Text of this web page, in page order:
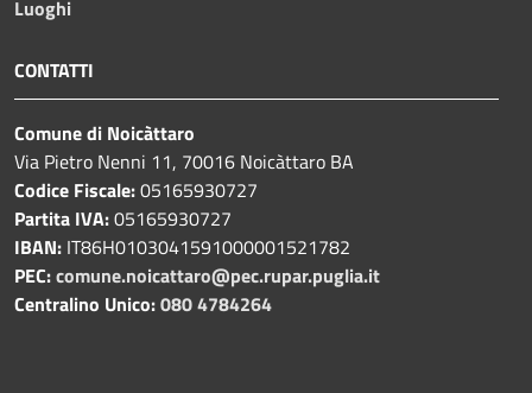
Luoghi
CONTATTI
Comune di Noicàttaro
Via Pietro Nenni 11, 70016 Noicàttaro BA
Codice Fiscale:05165930727
Partita IVA:05165930727
IBAN: IT86H0103041591000001521782
PEC:comune.noicattaro@pec.rupar.puglia.it
Centralino Unico:080 4784264